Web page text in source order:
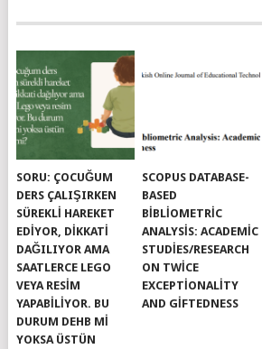
SORU: ÇOCUĞUM
DERS ÇALIŞIRKEN
SÜREKLI HAREKET
EDIYOR, DIKKATI
DAĞILIYOR AMA
SAATLERCE LEGO
VEYA RESIM
YAPABILIYOR. BU
DURUM DEHB MI
YOKSA ÜSTÜN
SCOPUS DATABASE-
BASED
BIBLIOMETRIC
ANALYSIS: ACADEMIC
STUDIES/RESEARCH
ON TWICE
EXCEPTIONALITY
AND GIFTEDNESS